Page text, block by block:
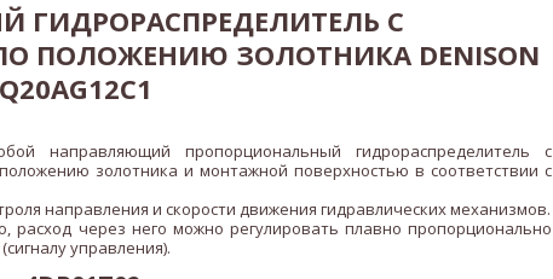
ГИДРОРАСПРЕДЕЛИТЕЛЬ С
ПОЛОЖЕНИЮ ЗОЛОТНИКА DENISON
направляющий пропорциональный гидрораспределитель с
золотника и монтажной поверхностью в соответствии с
направления и скорости движения гидравлических механизмов.
расход через него можно регулировать плавно пропорционально
управления).